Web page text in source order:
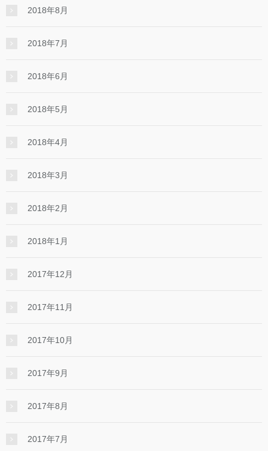
2018年8月
2018年7月
2018年6月
2018年5月
2018年4月
2018年3月
2018年2月
2018年1月
2017年12月
2017年11月
2017年10月
2017年9月
2017年8月
2017年7月